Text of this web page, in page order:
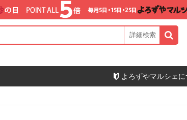
詳細検索
よろずやマルシェに